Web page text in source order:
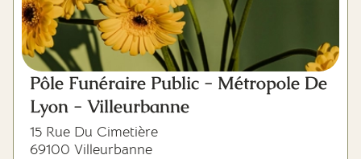
Pôle Funéraire Public - Métropole De
Lyon - Villeurbanne
15 Rue Du Cimetière
69100 Villeurbanne